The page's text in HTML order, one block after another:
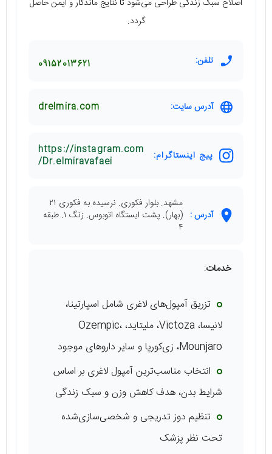
اصلاح سبک زندگی طراحی می‌شود تا نتایج ماندگار و ایمن حاصل
گردد.
تلفن: 09152013621
آدرس سایت: drelmira.com
پیج اینستاگرام:
https://instagram.com
/Dr.elmiravafaei
آدرس :
مشهد. بلوار فکوری. نرسیده به فکوری ۲۱
(بهار). پشت ایستگاه اتوبوس. زنگ ۱. طبقه
۴
خدمات:
تزریق آمپول‌های لاغری شامل اسپارتینا،
لانیسا، Victoza، ملیتاید، Ozempic،
Mounjaro، زی‌کورپا و سایر داروهای موجود
انتخاب مناسب‌ترین آمپول لاغری بر اساس
شرایط بدن، هدف کاهش وزن و سبک زندگی
تنظیم دوز تدریجی و شخصی‌سازی‌شده
تحت نظر پزشک